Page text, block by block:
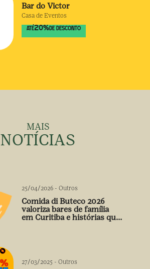
Bar do Victor
Casa de Eventos
ATÉ20% DE DESCONTO
MAIS
NOTÍCIAS
25/04/2026 - Outros
Comida di Buteco 2026
valoriza bares de família
em Curitiba e histórias que
27/03/2025 - Outros